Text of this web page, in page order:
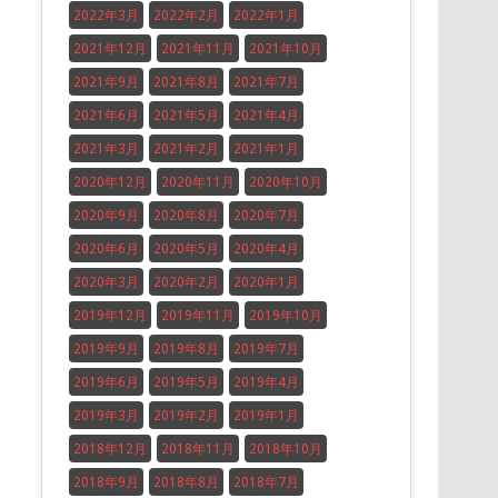
2022年3月 2022年2月 2022年1月
2021年12月 2021年11月 2021年10月
2021年9月 2021年8月 2021年7月
2021年6月 2021年5月 2021年4月
2021年3月 2021年2月 2021年1月
2020年12月 2020年11月 2020年10月
2020年9月 2020年8月 2020年7月
2020年6月 2020年5月 2020年4月
2020年3月 2020年2月 2020年1月
2019年12月 2019年11月 2019年10月
2019年9月 2019年8月 2019年7月
2019年6月 2019年5月 2019年4月
2019年3月 2019年2月 2019年1月
2018年12月 2018年11月 2018年10月
2018年9月 2018年8月 2018年7月